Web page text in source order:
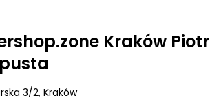
Kraków Piotr
3/2, Kraków